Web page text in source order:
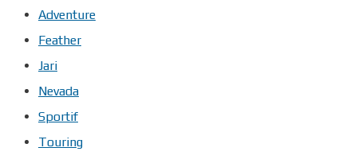
Adventure
Feather
Jari
Nevada
Sportif
Touring